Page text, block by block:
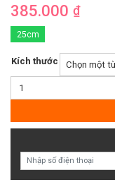
385.000 ₫
25cm
Kích thước
Set
Hồng
lượng